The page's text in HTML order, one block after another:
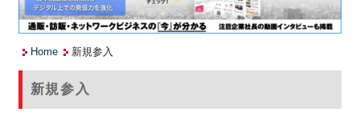
Home 新規参入
新規参入